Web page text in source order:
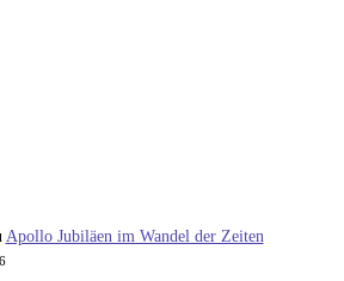
Apollo Jubiläen im Wandel der Zeiten